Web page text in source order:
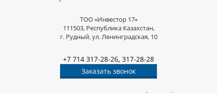
ТОО «Инвестор 17»
111503, Республика Казахстан,
г. Рудный, ул. Ленинградская, 10
+7 714 317-28-26, 317-28-28
Заказать звонок